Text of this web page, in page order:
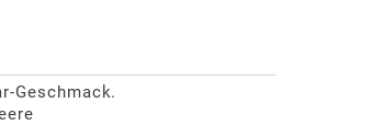
Geschmack.